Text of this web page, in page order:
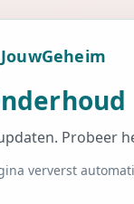
JouwGeheim
Probeer
ververst